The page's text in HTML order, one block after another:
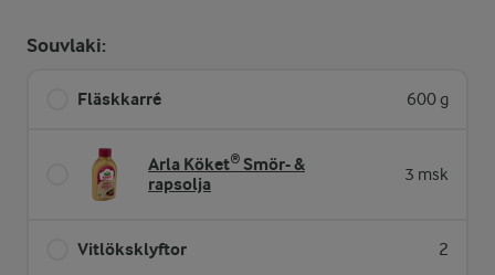
Souvlaki:
Fläskkarré 600 g
Arla Köket® Smör- &
rapsolja
3 msk
Vitlöksklyftor 2